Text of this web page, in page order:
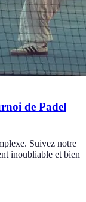
de Padel
Suivez notre
inoubliable et bien